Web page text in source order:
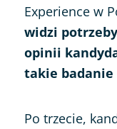
Experience w
widzi
opinii
takie badanie
Po trzecie,